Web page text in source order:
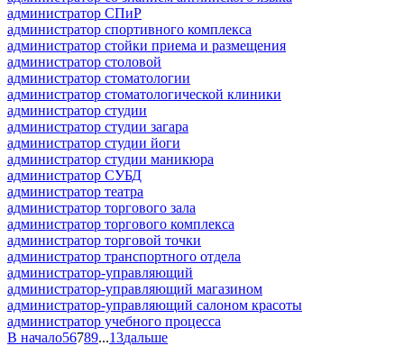
администратор СПиР
администратор спортивного комплекса
администратор стойки приема и размещения
администратор столовой
администратор стоматологии
администратор стоматологической клиники
администратор студии
администратор студии загара
администратор студии йоги
администратор студии маникюра
администратор СУБД
администратор театра
администратор торгового зала
администратор торгового комплекса
администратор торговой точки
администратор транспортного отдела
администратор-управляющий
администратор-управляющий магазином
администратор-управляющий салоном красоты
администратор учебного процесса
В начало56789...13дальше